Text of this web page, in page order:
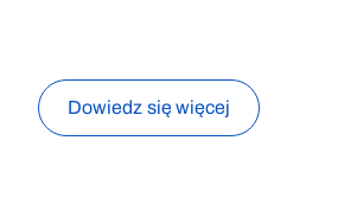
Dowiedz się więcej